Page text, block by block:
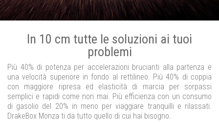
In 10 cm tutte le soluzioni ai tuoi
problemi
Più 40% di potenza per accelerazioni brucianti alla partenza e
una velocità superiore in fondo al rettilineo. Più 40% di coppia
con maggiore ripresa ed elasticità di marcia per sorpassi
semplici e rapidi come non mai. Più efficienza con un consumo
di gasolio del 20% in meno per viaggiare tranquilli e rilassati.
DrakeBox Monza ti da tutto quello di cui hai bisogno.